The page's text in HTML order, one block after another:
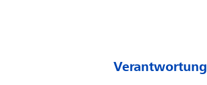
Verantwortung